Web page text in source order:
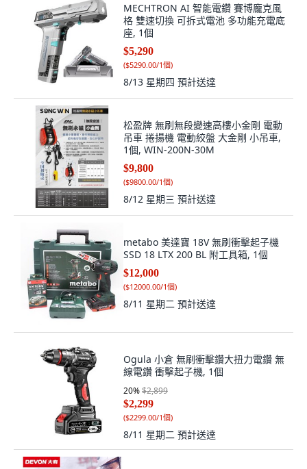
MECHTRON AI 智能電鑽 賽博龐克風
格 雙速切換 可拆式電池 多功能充電底
座, 1個
$5,290
($5290.00/1個)
8/13 星期四 預計送達
松盈牌 無刷無段變速高樓小金剛 電動
吊車 捲揚機 電動絞盤 大金剛 小吊車,
1個, WIN-200N-30M
$9,800
($9800.00/1個)
8/12 星期三 預計送達
metabo 美達寶 18V 無刷衝擊起子機
SSD 18 LTX 200 BL 附工具箱, 1個
$12,000
($12000.00/1個)
8/11 星期二 預計送達
Ogula 小倉 無刷衝擊鑽大扭力電鑽 無
線電鑽 衝擊起子機, 1個
20%$2,899
$2,299
($2299.00/1個)
8/11 星期二 預計送達